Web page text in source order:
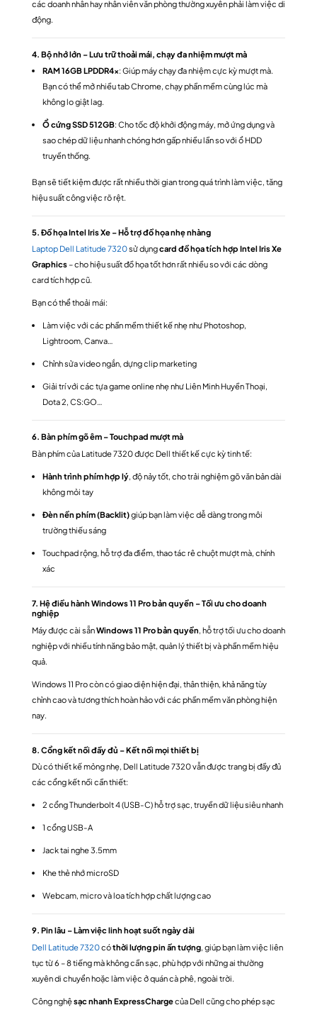
các doanh nhân hay nhân viên văn phòng thường xuyên phải làm việc di
động.
4. Bộ nhớ lớn – Lưu trữ thoải mái, chạy đa nhiệm mượt mà
RAM 16GB LPDDR4x: Giúp máy chạy đa nhiệm cực kỳ mượt mà.
Bạn có thể mở nhiều tab Chrome, chạy phần mềm cùng lúc mà
không lo giật lag.
Ổ cứng SSD 512GB: Cho tốc độ khởi động máy, mở ứng dụng và
sao chép dữ liệu nhanh chóng hơn gấp nhiều lần so với ổ HDD
truyền thống.
Bạn sẽ tiết kiệm được rất nhiều thời gian trong quá trình làm việc, tăng
hiệu suất công việc rõ rệt.
5. Đồ họa Intel Iris Xe – Hỗ trợ đồ họa nhẹ nhàng
Laptop Dell Latitude 7320sử dụngcard đồ họa tích hợp Intel Iris Xe
Graphics – cho hiệu suất đồ họa tốt hơn rất nhiều so với các dòng
card tích hợp cũ.
Bạn có thể thoải mái:
Làm việc với các phần mềm thiết kế nhẹ như Photoshop,
Lightroom, Canva…
Chỉnh sửa video ngắn, dựng clip marketing
Giải trí với các tựa game online nhẹ như Liên Minh Huyền Thoại,
Dota 2, CS:GO…
6. Bàn phím gõ êm – Touchpad mượt mà
Bàn phím của Latitude 7320 được Dell thiết kế cực kỳ tinh tế:
Hành trình phím hợp lý, độ nảy tốt, cho trải nghiệm gõ văn bản dài
không mỏi tay
Đèn nền phím (Backlit)giúp bạn làm việc dễ dàng trong môi
trường thiếu sáng
Touchpad rộng, hỗ trợ đa điểm, thao tác rê chuột mượt mà, chính
xác
7. Hệ điều hành Windows 11 Pro bản quyền – Tối ưu cho doanh
nghiệp
Máy được cài sẵnWindows 11 Pro bản quyền , hỗ trợ tối ưu cho doanh
nghiệp với nhiều tính năng bảo mật, quản lý thiết bị và phần mềm hiệu
quả.
Windows 11 Pro còn có giao diện hiện đại, thân thiện, khả năng tùy
chỉnh cao và tương thích hoàn hảo với các phần mềm văn phòng hiện
nay.
8. Cổng kết nối đầy đủ – Kết nối mọi thiết bị
Dù có thiết kế mỏng nhẹ, Dell Latitude 7320 vẫn được trang bị đầy đủ
các cổng kết nối cần thiết:
2 cổng Thunderbolt 4 (USB-C) hỗ trợ sạc, truyền dữ liệu siêu nhanh
1 cổng USB-A
Jack tai nghe 3.5mm
Khe thẻ nhớ microSD
Webcam, micro và loa tích hợp chất lượng cao
9. Pin lâu – Làm việc linh hoạt suốt ngày dài
Dell Latitude 7320cóthời lượng pin ấn tượng , giúp bạn làm việc liên
tục từ 6 – 8 tiếng mà không cần sạc, phù hợp với những ai thường
xuyên di chuyển hoặc làm việc ở quán cà phê, ngoài trời.
Công nghệsạc nhanh ExpressChargecủa Dell cũng cho phép sạc